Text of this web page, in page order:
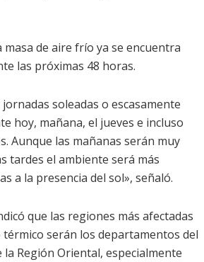
de aire frío ya se encuentra
las próximas 48 horas.
soleadas o escasamente
hoy, mañana, el jueves e incluso
Aunque las mañanas serán muy
tardes el ambiente será más
a la presencia del sol», señaló.
que las regiones más afectadas
térmico serán los departamentos del
Región Oriental, especialmente